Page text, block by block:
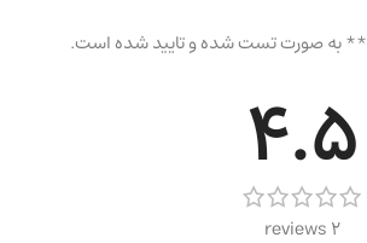
** به صورت تست شده و تایید شده است.
4.5
2 reviews